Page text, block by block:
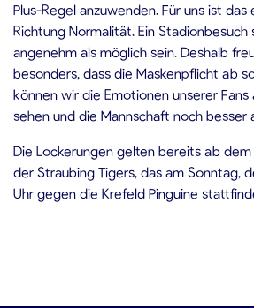
Plus-Regel anzuwenden. Für uns ist
Richtung Normalität. Ein Stadionbesuch
angenehm als möglich sein. Deshalb
besonders, dass die Maskenpflicht ab
können wir die Emotionen unserer
sehen und die Mannschaft noch besser
Die Lockerungen gelten bereits ab
der Straubing Tigers, das am Sonntag,
Uhr gegen die Krefeld Pinguine